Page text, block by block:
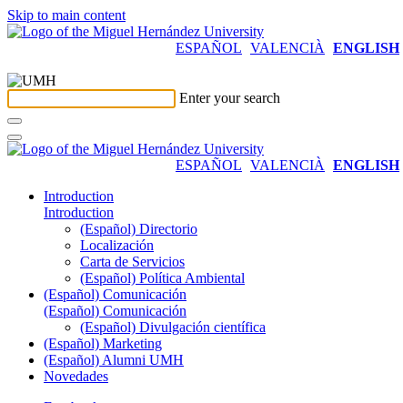
Skip to main content
ESPAÑOL VALENCIÀ ENGLISH
Enter your search
ESPAÑOL VALENCIÀ ENGLISH
Introduction
Introduction
(Español) Directorio
Localización
Carta de Servicios
(Español) Política Ambiental
(Español) Comunicación
(Español) Comunicación
(Español) Divulgación científica
(Español) Marketing
(Español) Alumni UMH
Novedades